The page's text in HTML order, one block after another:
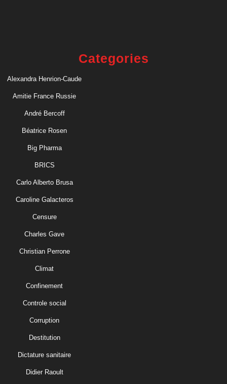
Categories
Alexandra Henrion-Caude
Amitie France Russie
André Bercoff
Béatrice Rosen
Big Pharma
BRICS
Carlo Alberto Brusa
Caroline Galacteros
Censure
Charles Gave
Christian Perrone
Climat
Confinement
Controle social
Corruption
Destitution
Dictature sanitaire
Didier Raoult